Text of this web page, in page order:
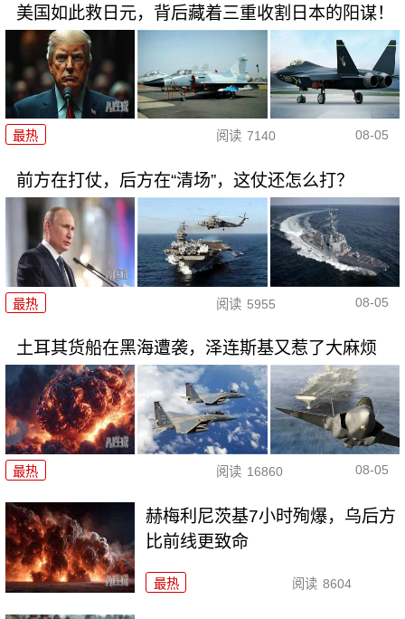
美国如此救日元，背后藏着三重收割日本的阳谋！
最热 阅读 7140 08-05
前方在打仗，后方在“清场”，这仗还怎么打？
最热 阅读 5955 08-05
土耳其货船在黑海遭袭，泽连斯基又惹了大麻烦
最热 阅读 16860 08-05
赫梅利尼茨基7小时殉爆，乌后方
比前线更致命
最热 阅读 8604